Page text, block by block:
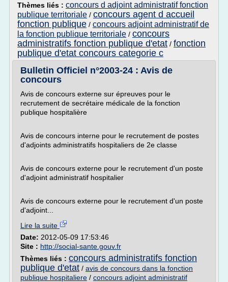
Thèmes liés : concours d adjoint administratif fonction
publique territoriale / concours agent d accueil
fonction publique / concours adjoint administratif de
la fonction publique territoriale / concours
administratifs fonction publique d'etat / fonction
publique d'etat concours categorie c
Bulletin Officiel n°2003-24 : Avis de
concours
Avis de concours externe sur épreuves pour le
recrutement de secrétaire médicale de la fonction
publique hospitalière
Avis de concours interne pour le recrutement de postes
d'adjoints administratifs hospitaliers de 2e classe
Avis de concours externe pour le recrutement d'un poste
d'adjoint administratif hospitalier
Avis de concours externe pour le recrutement d'un poste
d'adjoint...
Lire la suite
Date: 2012-05-09 17:53:46
Site : http://social-sante.gouv.fr
Thèmes liés : concours administratifs fonction
publique d'etat / avis de concours dans la fonction
publique hospitaliere / concours adjoint administratif